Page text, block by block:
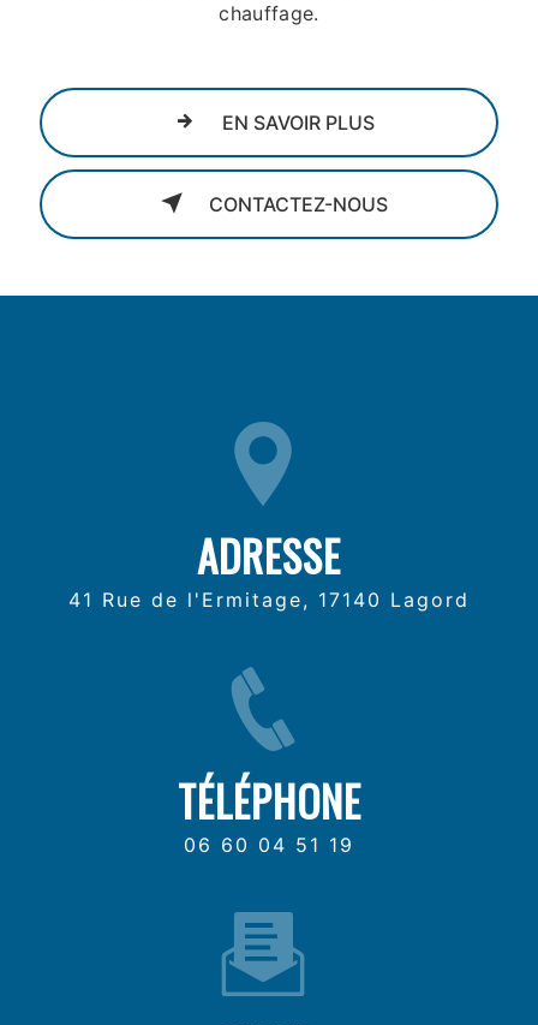
chauffage.
EN SAVOIR PLUS
CONTACTEZ-NOUS
ADRESSE
41 Rue de l'Ermitage, 17140 Lagord
TÉLÉPHONE
06 60 04 51 19